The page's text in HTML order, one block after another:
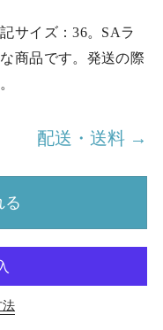
サイズ：36。SAラ
商品です。発送の際
配送・送料 →
る
法